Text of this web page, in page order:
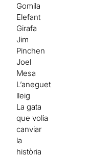
Gomila
Elefant
Girafa
Jim
Pinchen
Joel
Mesa
L’aneguet
lleig
La gata
que volia
canviar
la
història